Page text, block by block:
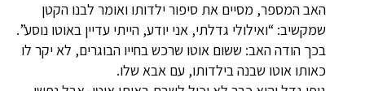
האב המספר, מסיים את סיפור ילדותו ואומר לבנו הקטן
שמקשיב: “ואילולי גדלתי, אני יודע, הייתי עדיין באוטו נוסע”.
בכך הודה האב: ששום אוטו שרכש בחייו הבוגרים, לא יקר לו
כאותו אוטו שבנה בילדותו, עם אבא שלו.